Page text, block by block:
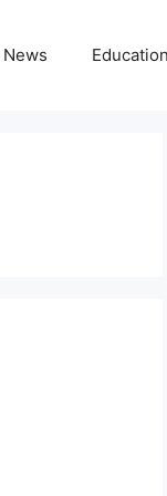
News